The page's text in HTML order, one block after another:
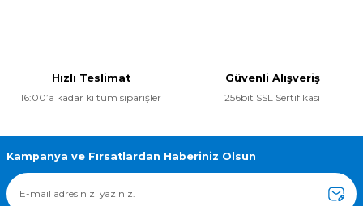
Ürün bilgilerinde hatalar bulunuyor.
Ürün fiyatı diğer sitelerden daha pahalı.
Bu ürüne benzer farklı alternatifler olmalı.
Hızlı Teslimat
16:00’a kadar ki tüm siparişler
Güvenli Alışveriş
256bit SSL Sertifikası
Kampanya ve Fırsatlardan Haberiniz Olsun